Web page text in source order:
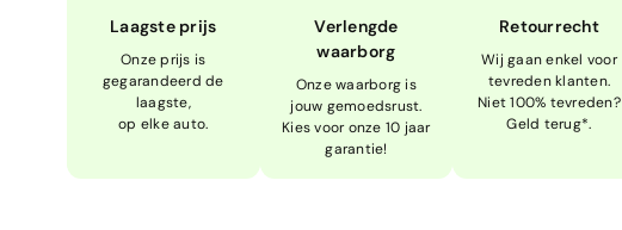
Laagste prijs
Onze prijs is
gegarandeerd de
laagste,
op elke auto.
Verlengde
waarborg
Onze waarborg is
jouw gemoedsrust.
Kies voor onze 10 jaar
garantie!
Retourrecht
Wij gaan enkel voor
tevreden klanten.
Niet 100% tevreden?
Geld terug*.